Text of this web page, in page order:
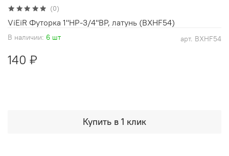
(0)
арт. BXHF54
В наличии: 6 шт
140 ₽
Купить в 1 клик
ViEiR Футорка 1"НР-3/4"ВР, латунь (BXHF54)